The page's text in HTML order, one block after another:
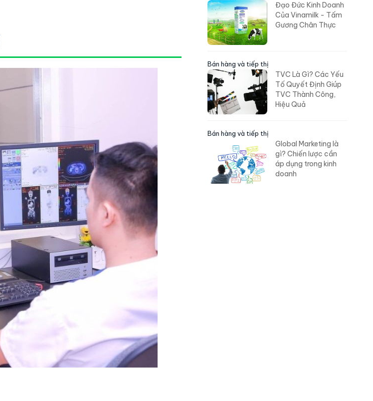
Đạo Đức Kinh Doanh
Của Vinamilk - Tấm
Gương Chân Thực
Bán hàng và tiếp thị
TVC Là Gì? Các Yếu
Tố Quyết Định Giúp
TVC Thành Công,
Hiệu Quả
Bán hàng và tiếp thị
Global Marketing là
gì? Chiến lược cần
áp dụng trong kinh
doanh